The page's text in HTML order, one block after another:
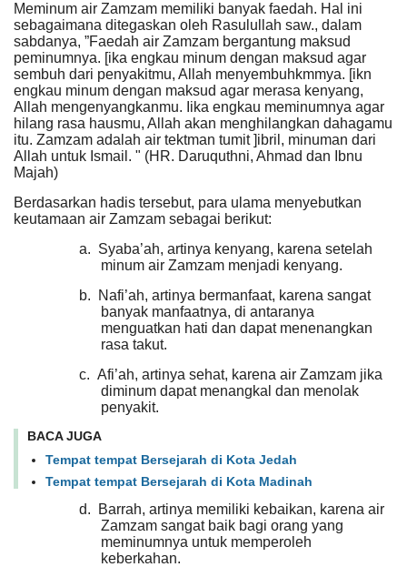
Meminum air Zamzam memiliki banyak faedah. Hal ini
sebagaimana ditegaskan oleh Rasulullah saw., dalam
sabdanya, ”Faedah air Zamzam bergantung maksud
peminumnya. [ika engkau minum dengan maksud agar
sembuh dari penyakitmu, Allah menyembuhkmmya. [ikn
engkau minum dengan maksud agar merasa kenyang,
Allah mengenyangkanmu. Iika engkau meminumnya agar
hilang rasa hausmu, Allah akan menghilangkan dahagamu
itu. Zamzam adalah air tektman tumit ]ibril, minuman dari
Allah untuk Ismail. " (HR. Daruquthni, Ahmad dan Ibnu
Majah)
Berdasarkan hadis tersebut, para ulama menyebutkan
keutamaan air Zamzam sebagai berikut:
a. Syaba’ah, artinya kenyang, karena setelah
minum air Zamzam menjadi kenyang.
b.
Nafi’ah, artinya bermanfaat, karena sangat
banyak manfaatnya, di antaranya
menguatkan hati dan dapat menenangkan
rasa takut.
c. Afi’ah, artinya sehat, karena air Zamzam jika
diminum dapat menangkal dan menolak
penyakit.
BACA JUGA
Tempat tempat Bersejarah di Kota Jedah
Tempat tempat Bersejarah di Kota Madinah
d.
Barrah, artinya memiliki kebaikan, karena air
Zamzam sangat baik bagi orang yang
meminumnya untuk memperoleh
keberkahan.